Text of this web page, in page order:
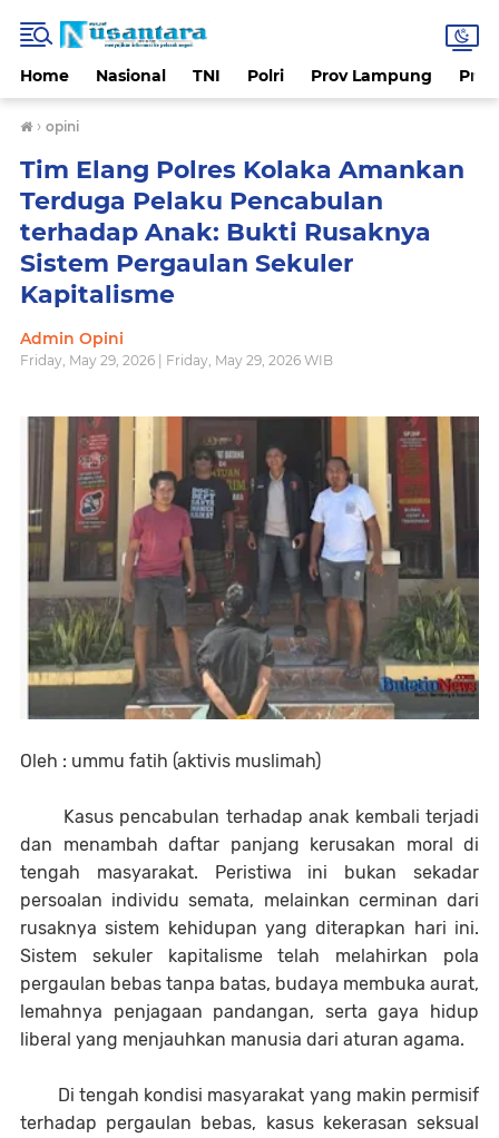
Home Nasional TNI Polri Prov Lampung
› opini
Tim Elang Polres Kolaka Amankan
Terduga Pelaku Pencabulan
terhadap Anak: Bukti Rusaknya
Sistem Pergaulan Sekuler
Kapitalisme
Admin Opini
Friday, May 29, 2026 | Friday, May 29, 2026 WIB
Oleh : ummu fatih (aktivis muslimah)
Kasus pencabulan terhadap anak kembali terjadi
dan menambah daftar panjang kerusakan moral di
tengah masyarakat. Peristiwa ini bukan sekadar
persoalan individu semata, melainkan cerminan dari
rusaknya sistem kehidupan yang diterapkan hari ini.
Sistem sekuler kapitalisme telah melahirkan pola
pergaulan bebas tanpa batas, budaya membuka aurat,
lemahnya penjagaan pandangan, serta gaya hidup
liberal yang menjauhkan manusia dari aturan agama.
Di tengah kondisi masyarakat yang makin permisif
terhadap pergaulan bebas, kasus kekerasan seksual